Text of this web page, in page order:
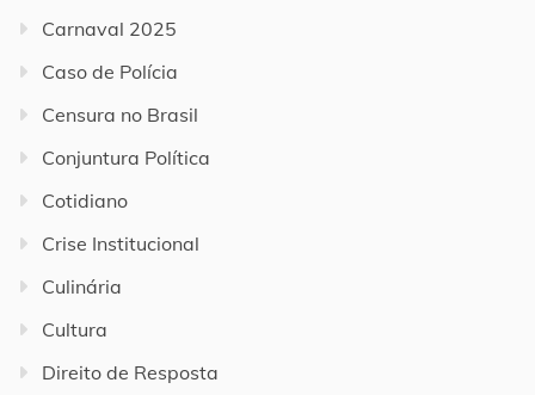
Carnaval 2025
Caso de Polícia
Censura no Brasil
Conjuntura Política
Cotidiano
Crise Institucional
Culinária
Cultura
Direito de Resposta